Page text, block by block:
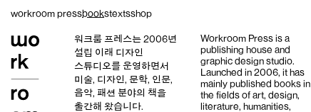
workroom pressbookstextsshop
워크룸 프레스는 2006년
설립 이래 디자인
스튜디오를 운영하면서
미술, 디자인, 문학, 인문,
음악, 패션 분야의 책을
출간해 왔습니다.
Workroom Press is a
publishing house and
graphic design studio.
Launched in 2006, it has
mainly published books in
the fields of art, design,
literature, humanities,